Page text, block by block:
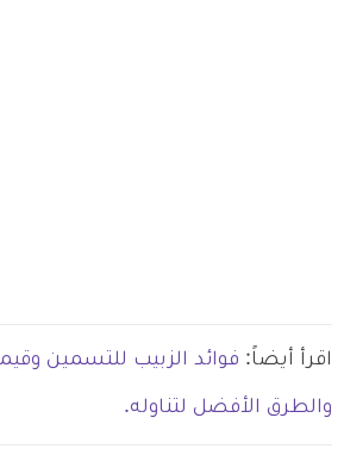
اقرأ أيضاً: فوائد الزبيب للتسمين
والطرق الأفضل لتناوله.